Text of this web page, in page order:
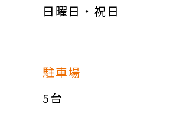
日曜日・祝日
駐車場
5台